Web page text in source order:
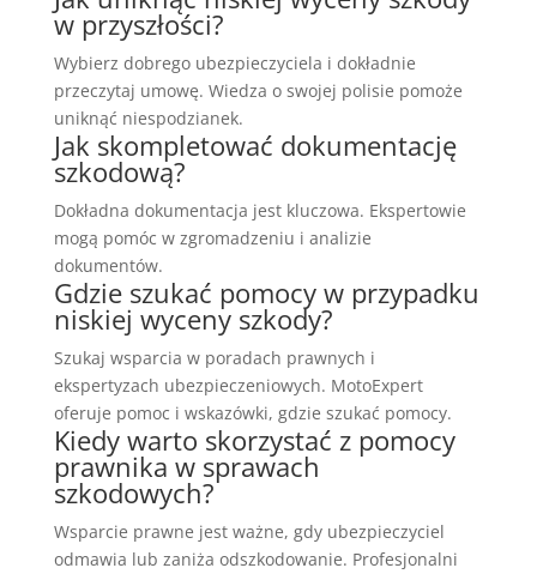
w przyszłości?
Wybierz dobrego ubezpieczyciela i dokładnie
przeczytaj umowę. Wiedza o swojej polisie pomoże
uniknąć niespodzianek.
Jak skompletować dokumentację
szkodową?
Dokładna dokumentacja jest kluczowa. Ekspertowie
mogą pomóc w zgromadzeniu i analizie
dokumentów.
Gdzie szukać pomocy w przypadku
niskiej wyceny szkody?
Szukaj wsparcia w poradach prawnych i
ekspertyzach ubezpieczeniowych. MotoExpert
oferuje pomoc i wskazówki, gdzie szukać pomocy.
Kiedy warto skorzystać z pomocy
prawnika w sprawach
szkodowych?
Wsparcie prawne jest ważne, gdy ubezpieczyciel
odmawia lub zaniża odszkodowanie. Profesjonalni